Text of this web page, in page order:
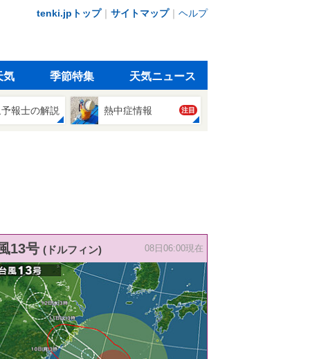
tenki.jpトップ｜ サイトマップ｜ ヘルプ
気 季節特集 天気ニュース
報士の解説 熱中症情報 注目
13号 (ドルフィン) 08日06:00現在